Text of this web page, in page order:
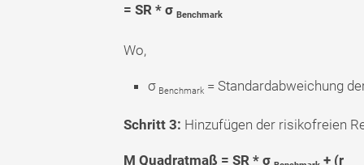
= SR * σ Benchmark
Wo,
σ Benchmark= Standardabweichung
Schritt 3: Hinzufügen der risikofreien
M Quadratmaß = SR * σ + (r